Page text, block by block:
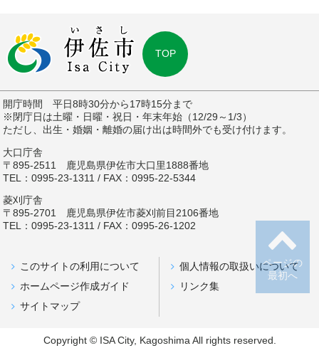
ページの
最初へ
TOP
開庁時間 平日8時30分から17時15分まで
※閉庁日は土曜・日曜・祝日・年末年始（12/29～1/3）
ただし、出生・婚姻・離婚の届け出は時間外でも受け付けます。
大口庁舎
〒895-2511 鹿児島県伊佐市大口里1888番地
TEL：0995-23-1311 / FAX：0995-22-5344
菱刈庁舎
〒895-2701 鹿児島県伊佐市菱刈前目2106番地
TEL：0995-23-1311 / FAX：0995-26-1202
このサイトの利用について
個人情報の取扱いについて
ホームページ作成ガイド
リンク集
サイトマップ
Copyright © ISA City, Kagoshima All rights reserved.